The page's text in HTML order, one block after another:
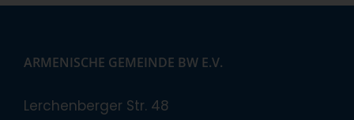
ARMENISCHE GEMEINDE BW E.V.
Lerchenberger Str. 48